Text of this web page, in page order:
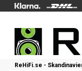
ReHiFi.se -